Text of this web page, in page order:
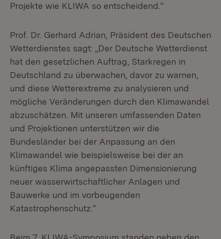
Projekte wie KLIWA so entscheidend.“
Prof. Dr. Gerhard Adrian, Präsident des Deutschen
Wetterdienstes sagt: „Der Deutsche Wetterdienst
hat den gesetzlichen Auftrag, Starkregen in
Deutschland zu überwachen, davor zu warnen,
und diese Wetterextreme zu analysieren und
mögliche Veränderungen durch den Klimawandel
abzuschätzen. Mit unseren umfassenden Daten
und Projektionen unterstützen wir die
Bundesländer bei der Anpassung an den
Klimawandel wie beispielsweise bei der an
künftiges Klima angepassten Dimensionierung
neuer wasserwirtschaftlicher Anlagen und
Bauwerke und im vorbeugenden
Katastrophenschutz.“